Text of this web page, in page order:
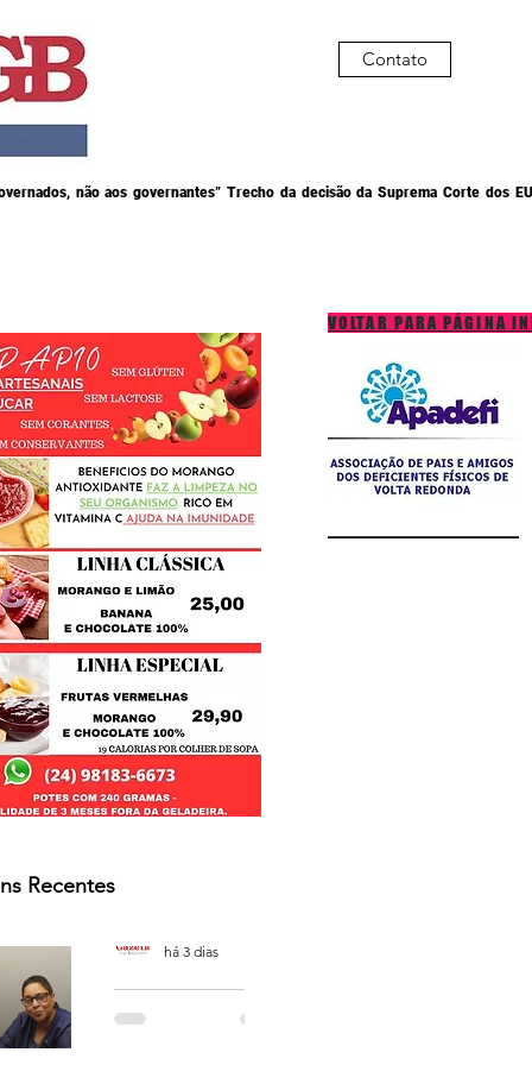
não aos governantes” Trecho da decisão da Suprema Corte dos
Contato
VOLTAR PARA PÁGINA
Recentes
PODCAST
'CAFÉ
há 3 dias